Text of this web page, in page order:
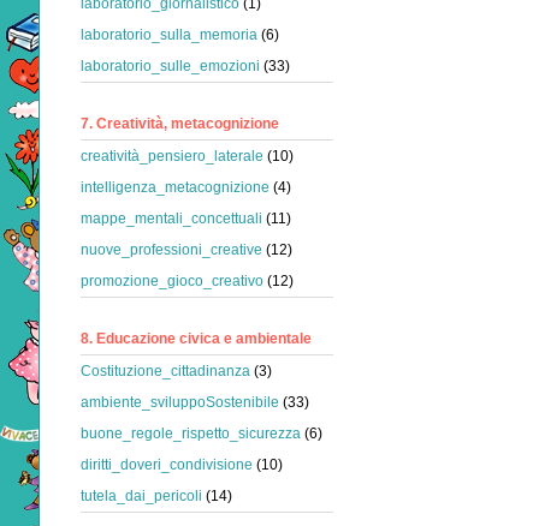
laboratorio_giornalistico (1)
laboratorio_sulla_memoria (6)
laboratorio_sulle_emozioni (33)
7. Creatività, metacognizione
creatività_pensiero_laterale (10)
intelligenza_metacognizione (4)
mappe_mentali_concettuali (11)
nuove_professioni_creative (12)
promozione_gioco_creativo (12)
8. Educazione civica e ambientale
Costituzione_cittadinanza (3)
ambiente_sviluppoSostenibile (33)
buone_regole_rispetto_sicurezza (6)
diritti_doveri_condivisione (10)
tutela_dai_pericoli (14)